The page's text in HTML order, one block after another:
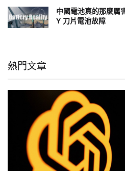
中國電池真的那麼厲
Y 刀片電池故障
熱門文章